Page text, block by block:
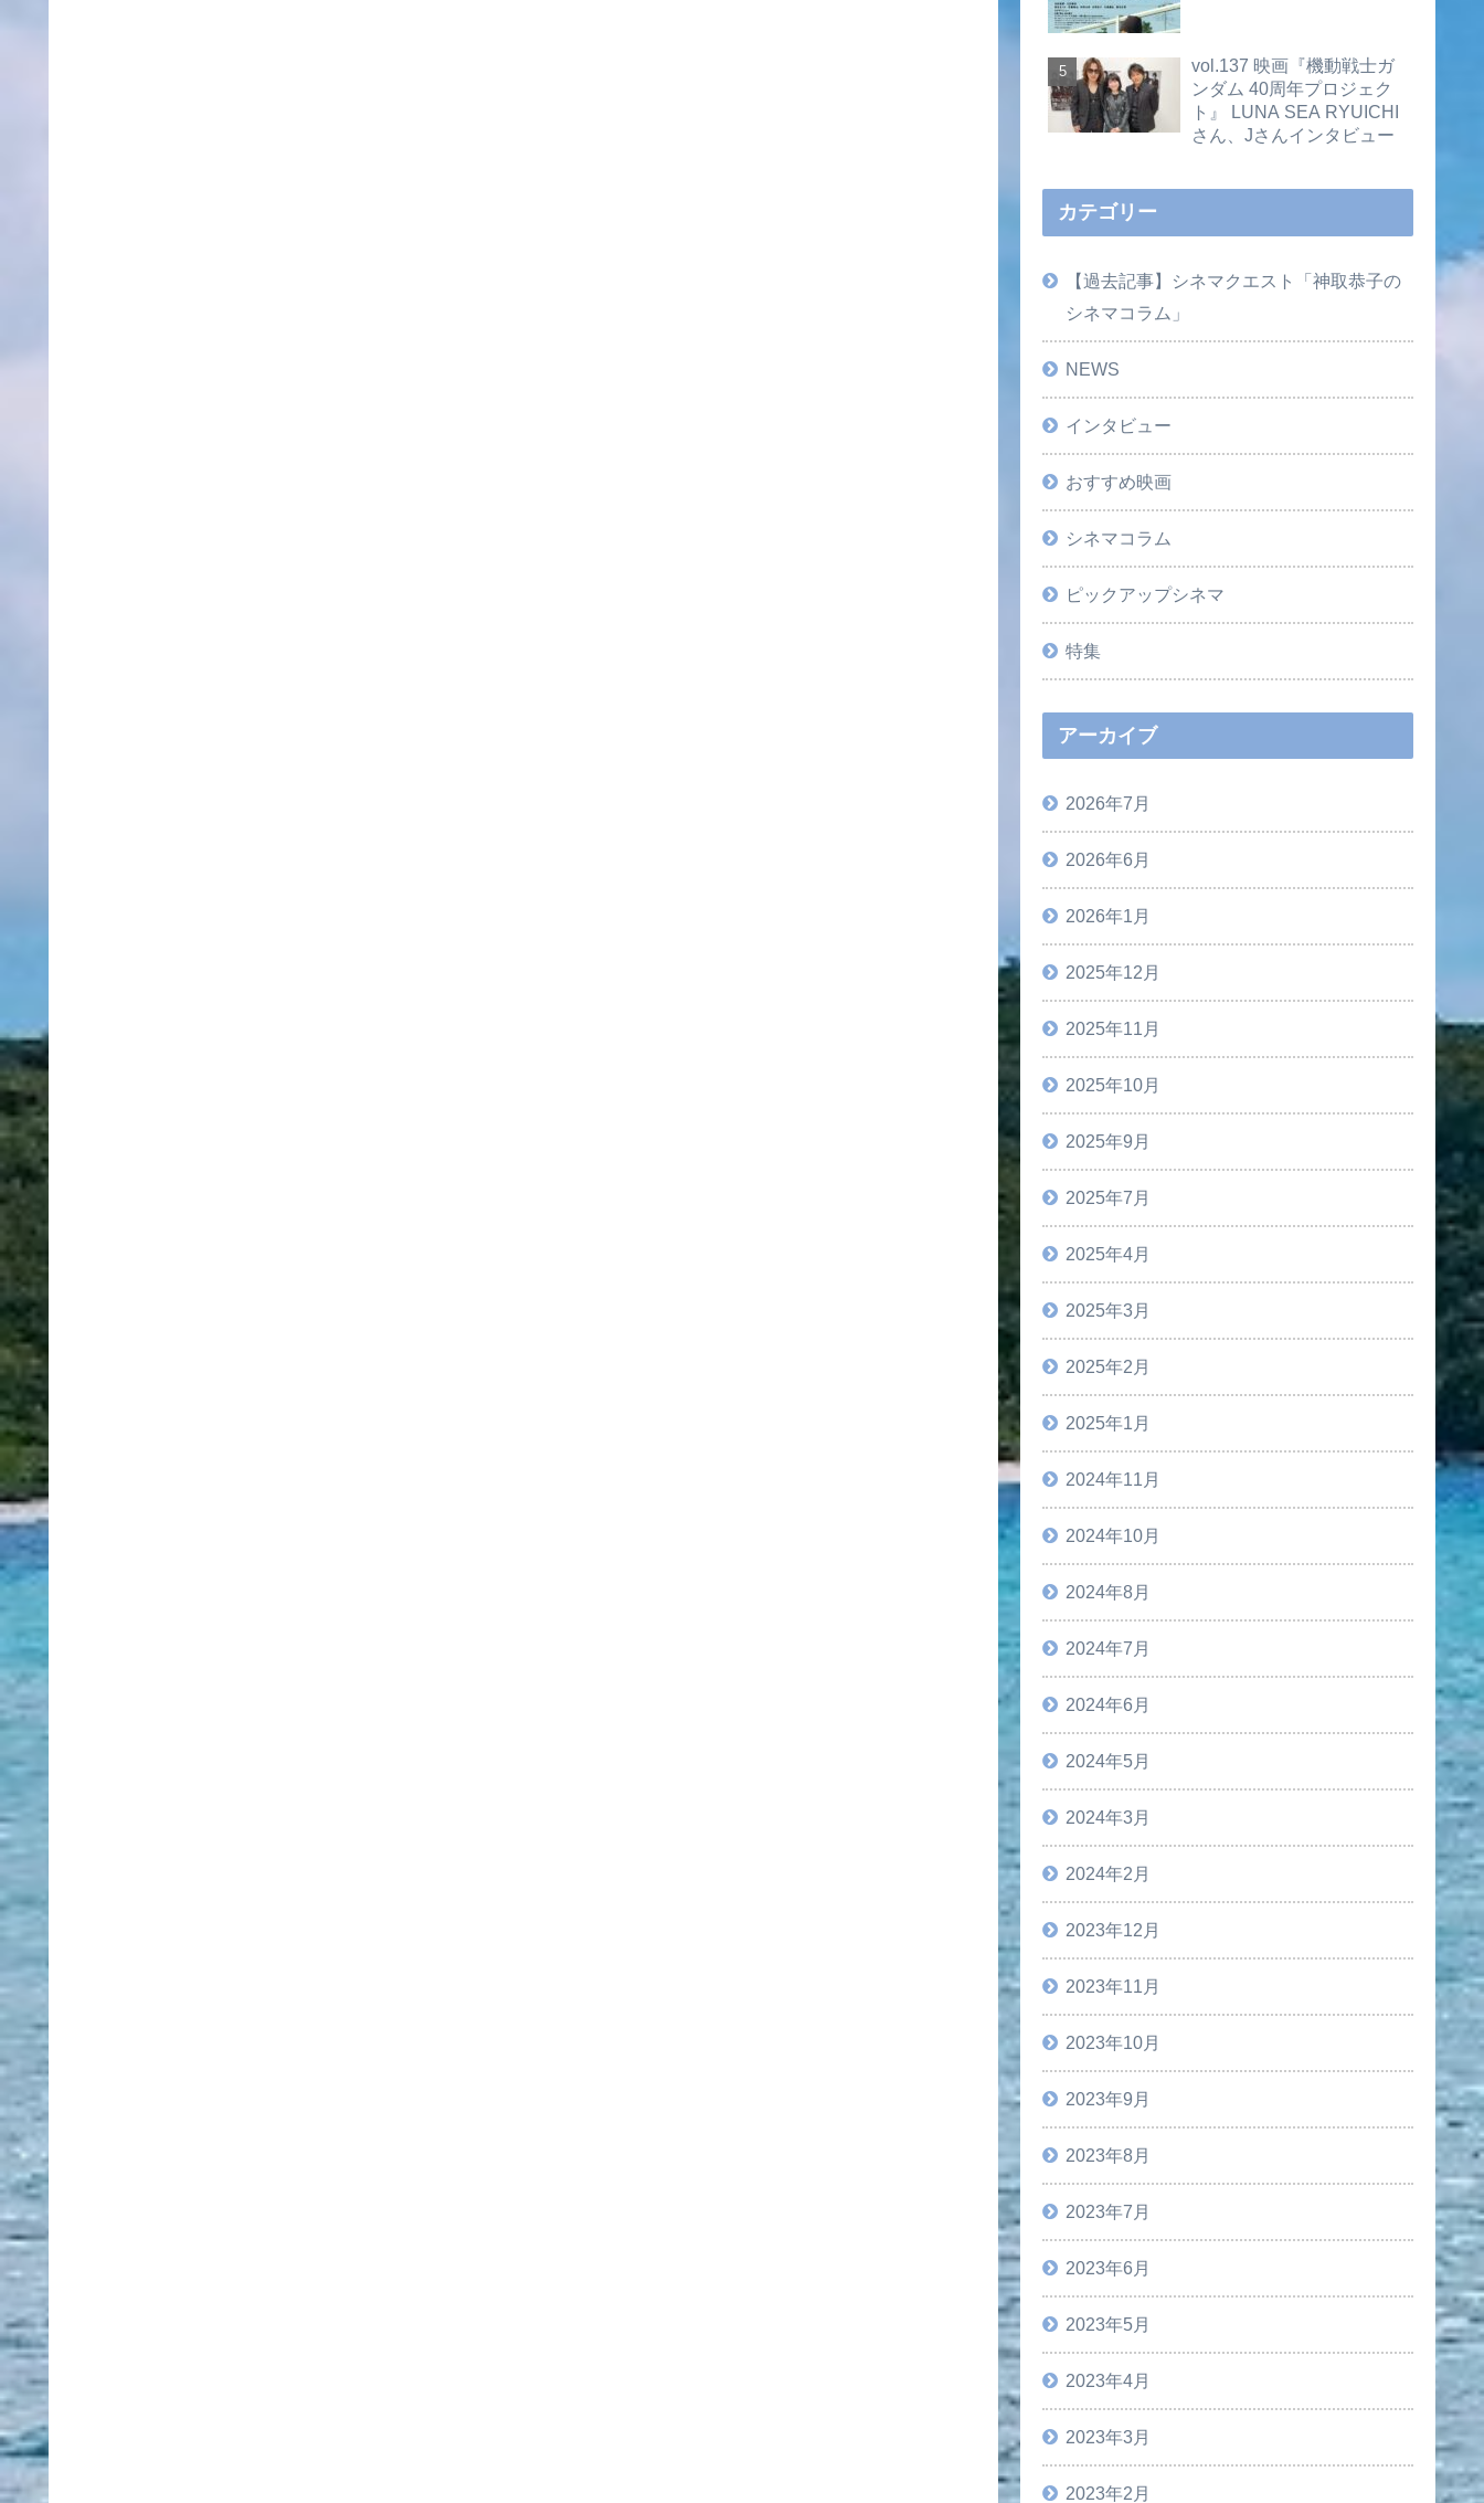
vol.137 映画『機動戦士ガ
ンダム 40周年プロジェク
ト』 LUNA SEA RYUICHI
さん、Jさんインタビュー
カテゴリー
【過去記事】シネマクエスト「神取恭子の
シネマコラム」
NEWS
インタビュー
おすすめ映画
シネマコラム
ピックアップシネマ
特集
アーカイブ
2026年7月
2026年6月
2026年1月
2025年12月
2025年11月
2025年10月
2025年9月
2025年7月
2025年4月
2025年3月
2025年2月
2025年1月
2024年11月
2024年10月
2024年8月
2024年7月
2024年6月
2024年5月
2024年3月
2024年2月
2023年12月
2023年11月
2023年10月
2023年9月
2023年8月
2023年7月
2023年6月
2023年5月
2023年4月
2023年3月
2023年2月